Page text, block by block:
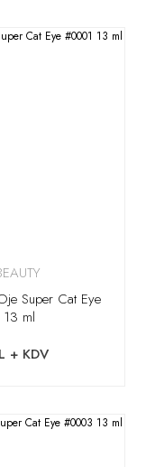
Super Cat Eye
ml
+ KDV